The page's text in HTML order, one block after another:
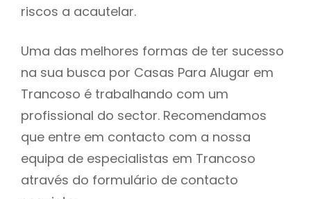
riscos a acautelar.
Uma das melhores formas de ter sucesso
na sua busca por Casas Para Alugar em
Trancoso é trabalhando com um
profissional do sector. Recomendamos
que entre em contacto com a nossa
equipa de especialistas em Trancoso
através do formulário de contacto